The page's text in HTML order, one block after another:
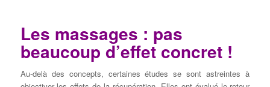
Les massages : pas
beaucoup d’effet concret !
Au-delà des concepts, certaines études se sont astreintes à